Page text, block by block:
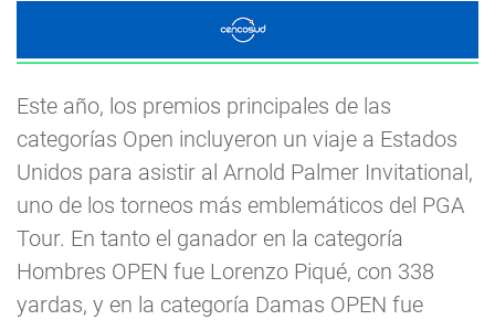
Este año, los premios principales de las
categorías Open incluyeron un viaje a Estados
Unidos para asistir al Arnold Palmer Invitational,
uno de los torneos más emblemáticos del PGA
Tour. En tanto el ganador en la categoría
Hombres OPEN fue Lorenzo Piqué, con 338
yardas, y en la categoría Damas OPEN fue